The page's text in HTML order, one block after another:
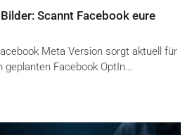
Scannt Facebook eure
Meta Version sorgt aktuell für
geplanten Facebook OptIn…